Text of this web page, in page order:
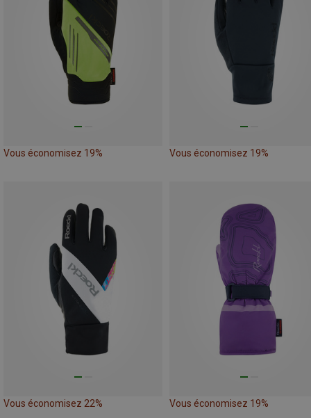
Vous économisez 19% Vous économisez 19%
Vous économisez 22% Vous économisez 19%